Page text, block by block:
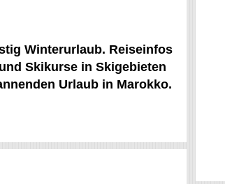
Winterurlaub. Reiseinfos
Skikurse in Skigebieten
Urlaub in Marokko.